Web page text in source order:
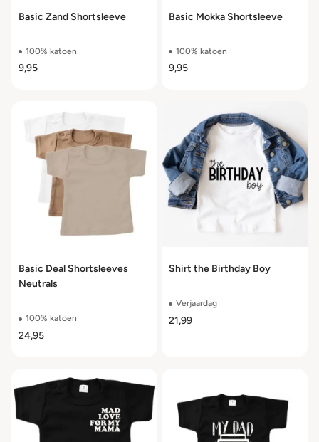
Basic Zand Shortsleeve
100% katoen
9,95
Basic Mokka Shortsleeve
100% katoen
9,95
Basic Deal Shortsleeves
Neutrals
100% katoen
24,95
Shirt the Birthday Boy
Verjaardag
21,99